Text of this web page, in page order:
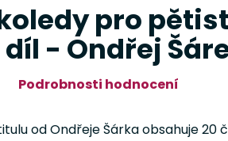
pro
- Ondřej
Podrobnosti hodnocení
od Ondřeje Šárka obsahuje 20